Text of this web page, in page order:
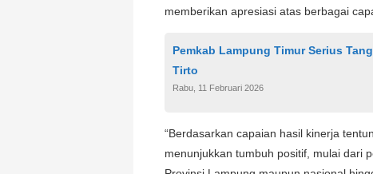
memberikan apresiasi atas berbagai
Pemkab Lampung Timur Serius
Tirto
Rabu, 11 Februari 2026
“Berdasarkan capaian hasil kinerja
menunjukkan tumbuh positif, mulai dari